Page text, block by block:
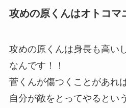
攻めの原くんはオトコマ
攻めの原くんは身長も高い
なんです！！
菅くんが傷つくことがあれ
自分が敵をとってやるとい